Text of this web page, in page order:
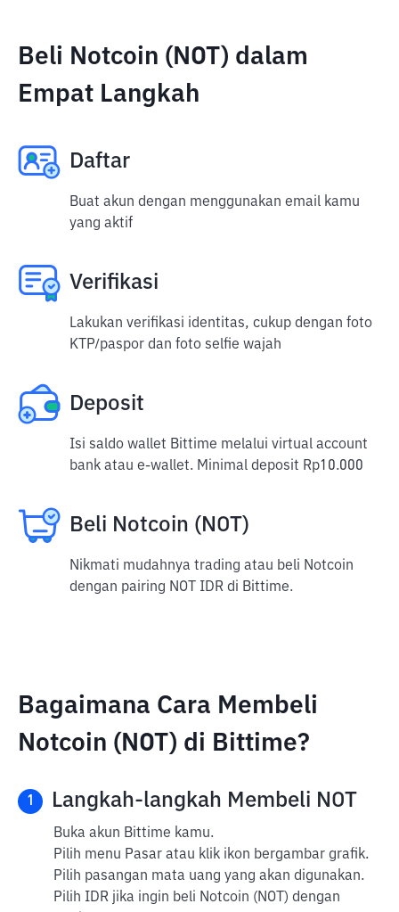
Beli Notcoin (NOT) dalam
Empat Langkah
Daftar
Buat akun dengan menggunakan email kamu
yang aktif
Verifikasi
Lakukan verifikasi identitas, cukup dengan foto
KTP/paspor dan foto selfie wajah
Deposit
Isi saldo wallet Bittime melalui virtual account
bank atau e-wallet. Minimal deposit Rp10.000
Beli Notcoin (NOT)
Nikmati mudahnya trading atau beli Notcoin
dengan pairing NOT IDR di Bittime.
Bagaimana Cara Membeli
Notcoin (NOT) di Bittime?
1 Langkah-langkah Membeli NOT
Buka akun Bittime kamu.
Pilih menu Pasar atau klik ikon bergambar grafik.
Pilih pasangan mata uang yang akan digunakan.
Pilih IDR jika ingin beli Notcoin (NOT) dengan